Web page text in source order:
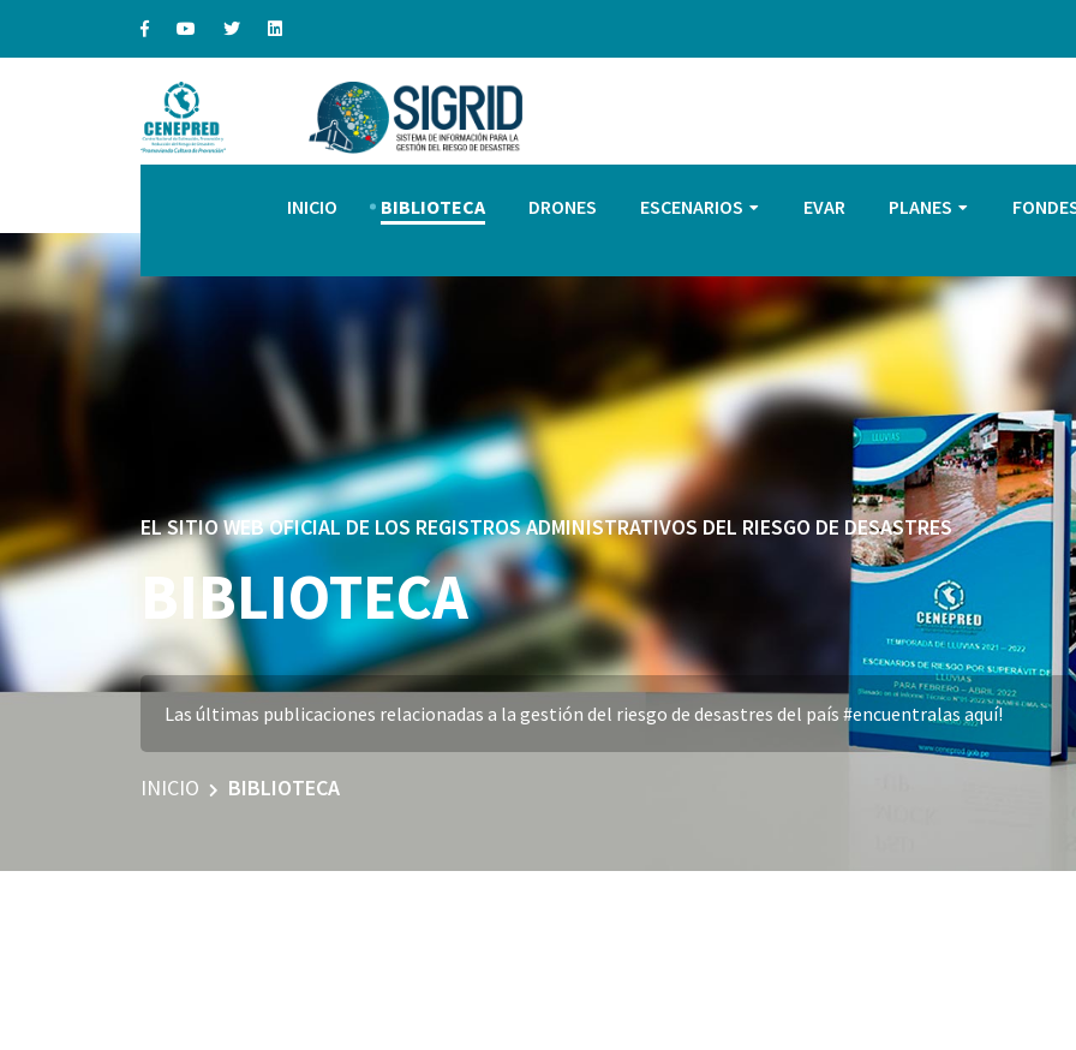
INICIO BIBLIOTECA DRONES ESCENARIOS EVAR PLANES
EL SITIO WEB OFICIAL DE LOS REGISTROS ADMINISTRATIVOS DEL RIESGO DE DESASTRES
BIBLIOTECA
Las últimas publicaciones relacionadas a la gestión del riesgo de desastres del país #encuentralas aquí!
INICIO BIBLIOTECA